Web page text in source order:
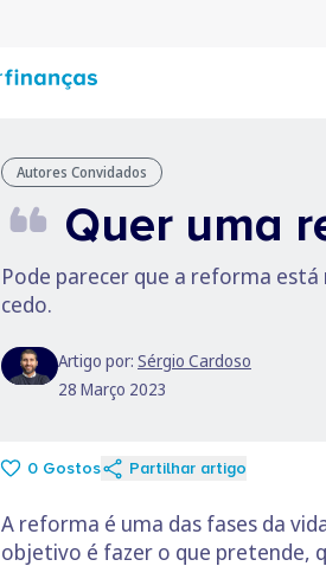
Autores Convidados
Quer uma
Pode parecer que a reforma
cedo.
Artigo por: Sérgio Cardoso
28 Março 2023
0 Gostos Partilhar artigo
A reforma é uma das fases da
objetivo é fazer o que pretende,